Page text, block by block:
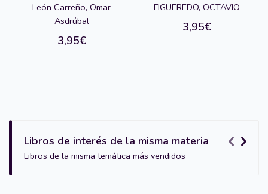
León Carreño, Omar
Asdrúbal
3,95€
FIGUEREDO, OCTAVIO
3,95€
Libros de interés de la misma materia
Libros de la misma temática más vendidos